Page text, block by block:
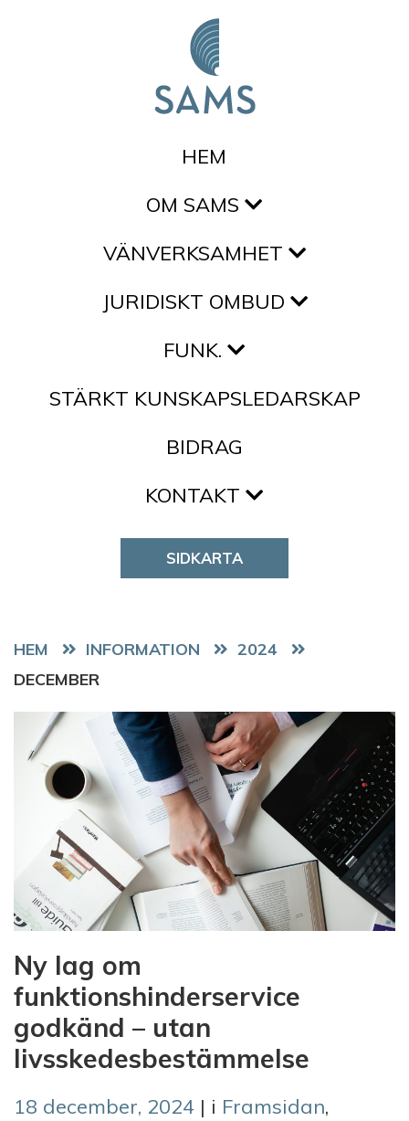
HEM
OM SAMS
VÄNVERKSAMHET
JURIDISKT OMBUD
FUNK.
STÄRKT KUNSKAPSLEDARSKAP
BIDRAG
KONTAKT
SIDKARTA
HEM
2024
DECEMBER
Ny lag om
funktionshinderservice
godkänd – utan
livsskedesbestämmelse
18 december, 2024 | i Framsidan,